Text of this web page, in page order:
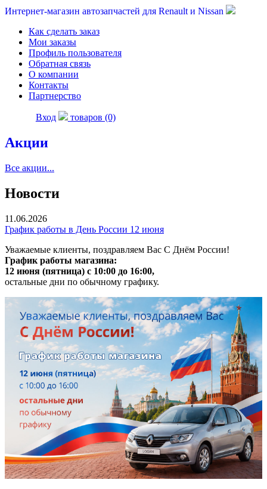
Интернет-магазин автозапчастей для Renault и Nissan
Как сделать заказ
Мои заказы
Профиль пользователя
Обратная связь
О компании
Контакты
Партнерство
Вход товаров (0)
Акции
Все акции...
Новости
11.06.2026
График работы в День России 12 июня
Уважаемые клиенты, поздравляем Вас С Днём России!
График работы магазина:
12 июня (пятница) с 10:00 до 16:00,
остальные дни по обычному графику.